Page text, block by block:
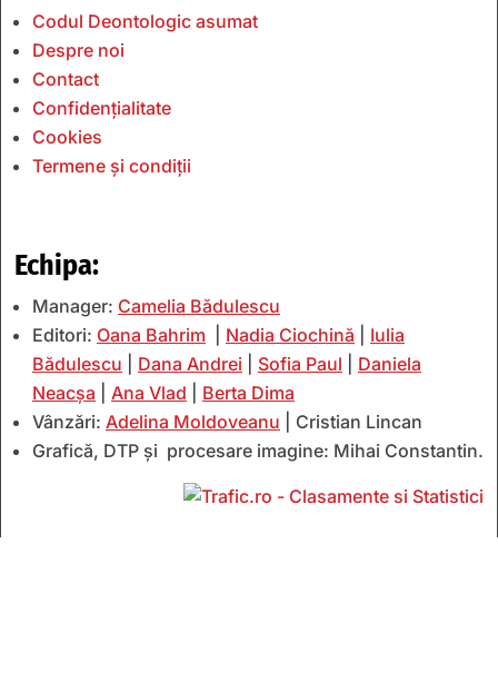
Codul Deontologic asumat
Despre noi
Contact
Confidențialitate
Cookies
Termene și condiții
Echipa:
Manager: Camelia Bădulescu
Editori: Oana Bahrim Nadia Ciochină
Iulia
Bădulescu
Dana Andrei Sofia Paul
Daniela
Neacșa
Ana Vlad
Berta Dima
Vânzări: Adelina Moldoveanu | Cristian Lincan
Grafică, DTP și procesare imagine: Mihai Constantin.